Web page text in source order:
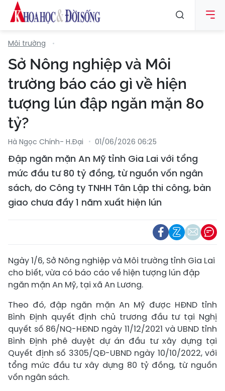
Môi trường
Sở Nông nghiệp và Môi
trường báo cáo gì về hiện
tượng lún đập ngăn mặn 80
tỷ?
Hà Ngọc Chính- H.Đại 01/06/2026 06:25
Đập ngăn mặn An Mỹ tỉnh Gia Lai với tổng
mức đầu tư 80 tỷ đồng, từ nguồn vốn ngân
sách, do Công ty TNHH Tân Lập thi công, bàn
giao chưa đầy 1 năm xuất hiện lún
Ngày 1/6, Sở Nông nghiệp và Môi trường tỉnh Gia Lai
cho biết, vừa có báo cáo về hiện tượng lún đập
ngăn mặn An Mỹ, tại xã An Lương.
Theo đó, đập ngăn mặn An Mỹ được HĐND tỉnh
Bình Định quyết định chủ trương đầu tư tại Nghị
quyết số 86/NQ-HĐND ngày 11/12/2021 và UBND tỉnh
Bình Định phê duyệt dự án đầu tư xây dựng tại
Quyết định số 3305/QĐ-UBND ngày 10/10/2022, với
tổng mức đầu tư xây dựng 80 tỷ đồng, từ nguồn
vốn ngân sách.